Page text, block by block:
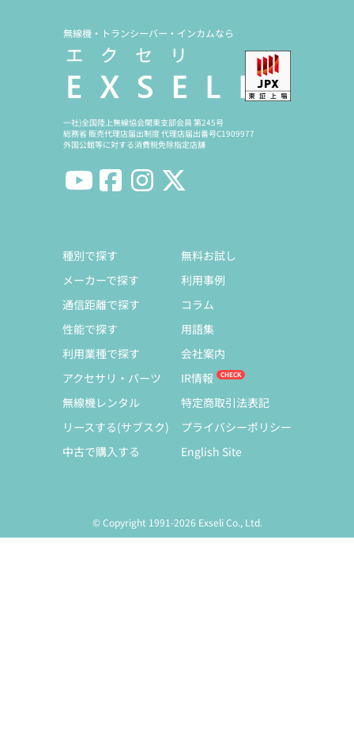
無線機・トランシーバー・インカムなら
一社)全国陸上無線協会関東支部会員 第245号
総務省 販売代理店届出制度 代理店届出番号C1909977
外国公館等に対する消費税免除指定店舗
種別で探す
メーカーで探す
通信距離で探す
性能で探す
利用業種で探す
アクセサリ・パーツ
無線機レンタル
リースする(サブスク)
中古で購入する
無料お試し
利用事例
コラム
用語集
会社案内
IR情報
特定商取引法表記
プライバシーポリシー
English Site
© Copyright 1991-2026 Exseli Co., Ltd.